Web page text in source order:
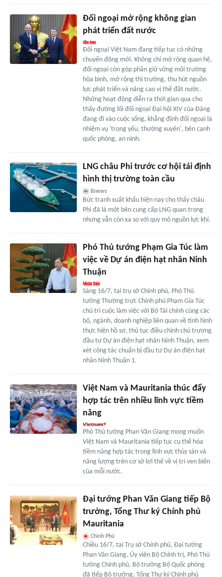
Đối ngoại mở rộng không gian
phát triển đất nước
Đối ngoại Việt Nam đang tiếp tục có những
chuyển động mới. Không chỉ mở rộng quan hệ,
đối ngoại còn góp phần giữ vững môi trường
hòa bình, mở rộng thị trường, thu hút nguồn
lực phát triển và nâng cao vị thế đất nước.
Những hoạt động diễn ra thời gian qua cho
thấy đường lối đối ngoại Đại hội XIV của Đảng
đang đi vào cuộc sống, khẳng định đối ngoại là
nhiệm vụ 'trọng yếu, thường xuyên', bên cạnh
quốc phòng, an ninh.
LNG châu Phi trước cơ hội tái định
hình thị trường toàn cầu
Bnews
Bức tranh xuất khẩu hiện nay cho thấy châu
Phi đã là một bên cung cấp LNG quan trọng
nhưng vẫn còn xa so với quy mô nguồn lực khí.
Phó Thủ tướng Phạm Gia Túc làm
việc về Dự án điện hạt nhân Ninh
Thuận
Sáng 16/7, tại trụ sở Chính phủ, Phó Thủ
tướng Thường trực Chính phủ Phạm Gia Túc
chủ trì cuộc làm việc với Bộ Tài chính cùng các
bộ, ngành, doanh nghiệp liên quan về tình hình
thực hiện hồ sơ, thủ tục điều chỉnh chủ trương
đầu tư Dự án điện hạt nhân Ninh Thuận, xem
xét công tác chuẩn bị đầu tư Dự án điện hạt
nhân Ninh Thuận 1.
Việt Nam và Mauritania thúc đẩy
hợp tác trên nhiều lĩnh vực tiềm
năng
Phó Thủ tướng Phan Văn Giang mong muốn
Việt Nam và Mauritania tiếp tục cụ thể hóa
tiềm năng hợp tác trong lĩnh vực thủy sản và
năng lượng trên cơ sở lợi thế về vị trí ven biển
của mỗi nước.
Đại tướng Phan Văn Giang tiếp Bộ
trưởng, Tổng Thư ký Chính phủ
Mauritania
Chính Phủ
Chiều 16/7, tại Trụ sở Chính phủ, Đại tướng
Phan Văn Giang, Ủy viên Bộ Chính trị, Phó Thủ
tướng Chính phủ, Bộ trưởng Bộ Quốc phòng
đã tiếp Bộ trưởng, Tổng Thư ký Chính phủ